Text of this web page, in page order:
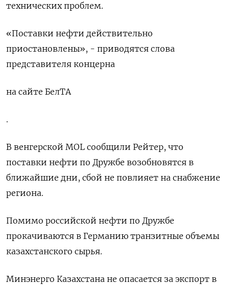
технических проблем.
«Поставки нефти действительно
приостановлены», - приводятся слова
представителя концерна
на сайте БелТА
.
В венгерской MOL сообщили Рейтер, что
поставки нефти по Дружбе возобновятся в
ближайшие дни, сбой не повлияет на снабжение
региона.
Помимо российской нефти по Дружбе
прокачиваются в Германию транзитные объемы
казахстанского сырья.
Минэнерго Казахстана не опасается за экспорт в